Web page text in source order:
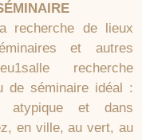
recherche de lieux
et autres
recherche
de séminaire idéal :
atypique et dans
en ville, au vert, au